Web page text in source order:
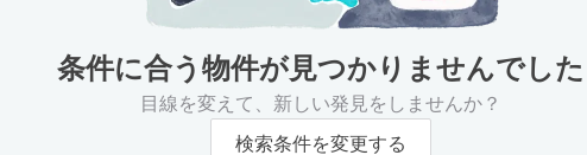
条件に合う物件が見つかりませんでした
目線を変えて、新しい発見をしませんか？
検索条件を変更する